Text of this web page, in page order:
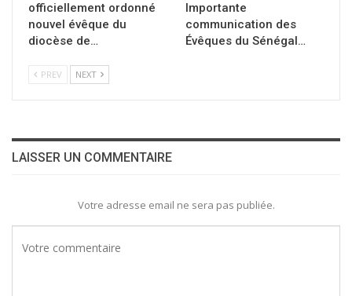
officiellement ordonné
nouvel évêque du
diocèse de…
Importante
communication des
Évêques du Sénégal…
PREV NEXT
LAISSER UN COMMENTAIRE
Votre adresse email ne sera pas publiée.